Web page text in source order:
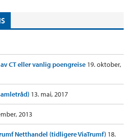
CT eller vanlig poengreise 19. oktober,
13. mai, 2017
2013
Netthandel (tidligere ViaTrumf) 18.